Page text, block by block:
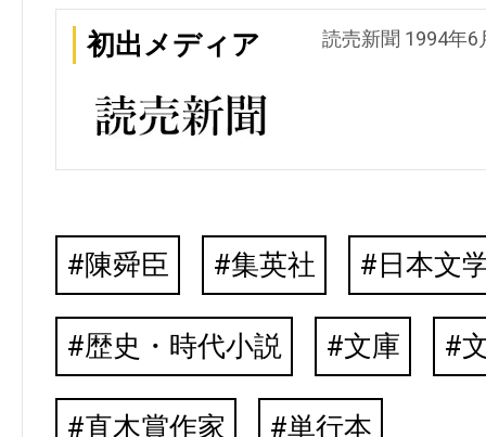
初出メディア 読売新聞 1994年6
陳舜臣 集英社 日本文
歴史・時代小説 文庫
直木賞作家 単行本